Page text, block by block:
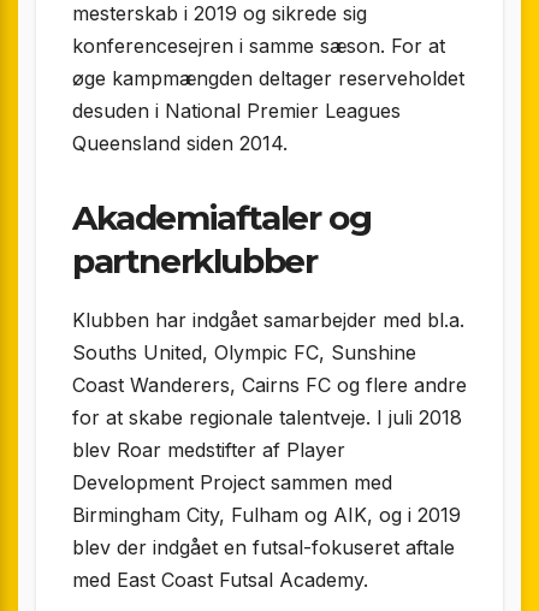
mesterskab i 2019 og sikrede sig
konferencesejren i samme sæson. For at
øge kampmængden deltager reserveholdet
desuden i National Premier Leagues
Queensland siden 2014.
Akademiaftaler og
partnerklubber
Klubben har indgået samarbejder med bl.a.
Souths United, Olympic FC, Sunshine
Coast Wanderers, Cairns FC og flere andre
for at skabe regionale talentveje. I juli 2018
blev Roar medstifter af Player
Development Project sammen med
Birmingham City, Fulham og AIK, og i 2019
blev der indgået en futsal-fokuseret aftale
med East Coast Futsal Academy.